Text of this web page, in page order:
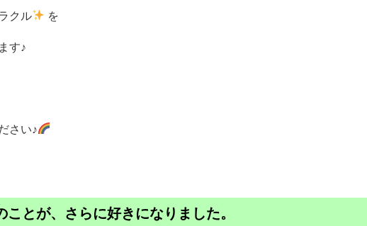
クル
を
す♪
さい♪
ことが、さらに好きになりました。